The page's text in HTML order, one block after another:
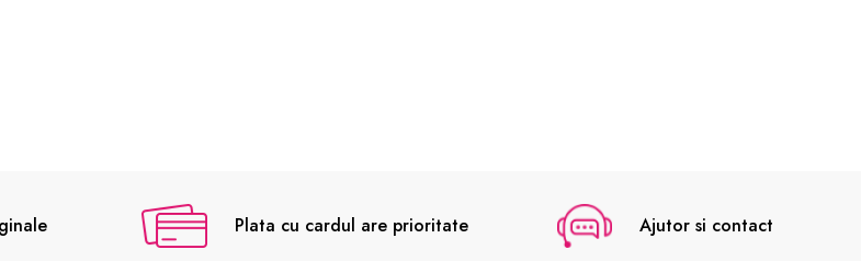
Plata cu cardul are prioritate Ajutor si contact